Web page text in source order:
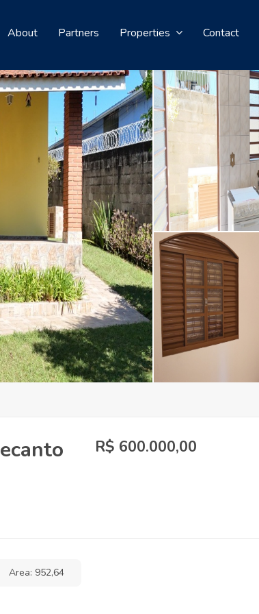
About Partners Properties Contact
R$ 600.000,00
Area: 952,64